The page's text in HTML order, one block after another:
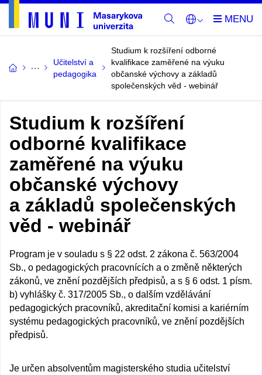
Učitelství a
pedagogika
Studium k rozšíření odborné
kvalifikace zaměřené na výuku
občanské výchovy a základů
společenských věd - webinář
Studium k rozšíření
odborné kvalifikace
zaměřené na výuku
občanské výchovy
a základů společenských
věd - webinář
Program je v souladu s § 22 odst. 2 zákona č. 563/2004
Sb., o pedagogických pracovnících a o změně některých
zákonů, ve znění pozdějších předpisů, a s § 6 odst. 1 písm.
b) vyhlášky č. 317/2005 Sb., o dalším vzdělávání
pedagogických pracovníků, akreditační komisi a kariérním
systému pedagogických pracovníků, ve znění pozdějších
předpisů.
Je určen absolventům magisterského studia učitelství